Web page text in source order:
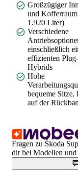
Großzügiger
und
1.920 Liter)
Verschiedene
einschließlich
effizienten
Hybrids
Hohe
bequeme Sitze,
auf der
Fragen zu Škoda
dir bei Modellen und